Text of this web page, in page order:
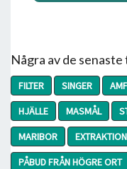
Några av de
FILTER SINGER
HJÄLLE
MASMÅL
MARIBOR
EXTRAKTION
PÅBUD FRÅN HÖGRE ORT